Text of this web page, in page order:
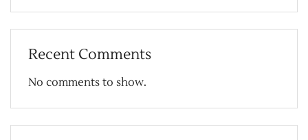
Recent Comments
No comments to show.